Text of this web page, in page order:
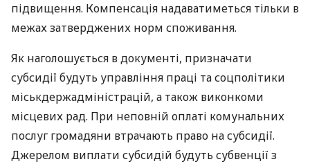
підвищення. Компенсація надаватиметься тільки в
межах затверджених норм споживання.
Як наголошується в документі, призначати
субсидії будуть управління праці та соцполітики
міськдержадміністрацій, а також виконкоми
місцевих рад. При неповній оплаті комунальних
послуг громадяни втрачають право на субсидії.
Джерелом виплати субсидій будуть субвенції з